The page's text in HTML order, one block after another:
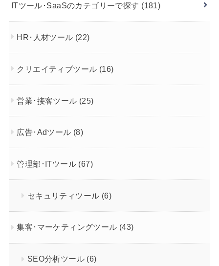
ITツール･SaaSのカテゴリーで探す (181)
HR･人材ツール (22)
クリエイティブツール (16)
営業･接客ツール (25)
広告･Adツール (8)
管理部･ITツール (67)
セキュリティツール (6)
集客･マーケティングツール (43)
SEO分析ツール (6)